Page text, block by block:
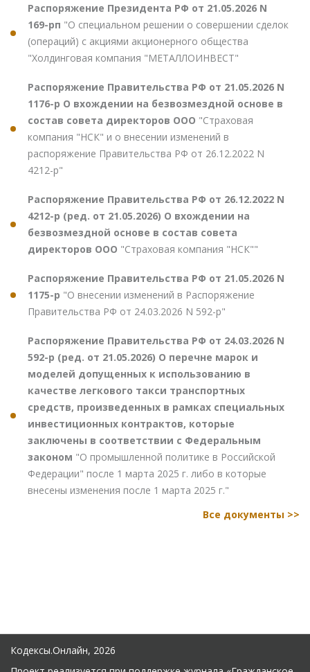
Распоряжение Президента РФ от 21.05.2026 N
169-рп "О специальном решении о совершении сделок
(операций) с акциями акционерного общества
"Холдинговая компания "МЕТАЛЛОИНВЕСТ"
Распоряжение Правительства РФ от 21.05.2026 N
1176-р О вхождении на безвозмездной основе в
состав совета директоров ООО "Страховая
компания "НСК" и о внесении изменений в
распоряжение Правительства РФ от 26.12.2022 N
4212-р"
Распоряжение Правительства РФ от 26.12.2022 N
4212-р (ред. от 21.05.2026) О вхождении на
безвозмездной основе в состав совета
директоров ООО "Страховая компания "НСК""
Распоряжение Правительства РФ от 21.05.2026 N
1175-р "О внесении изменений в Распоряжение
Правительства РФ от 24.03.2026 N 592-р"
Распоряжение Правительства РФ от 24.03.2026 N
592-р (ред. от 21.05.2026) О перечне марок и
моделей допущенных к использованию в
качестве легкового такси транспортных
средств, произведенных в рамках специальных
инвестиционных контрактов, которые
заключены в соответствии с Федеральным
законом "О промышленной политике в Российской
Федерации" после 1 марта 2025 г. либо в которые
внесены изменения после 1 марта 2025 г."
Все документы >>
Кодексы.Онлайн, 2026